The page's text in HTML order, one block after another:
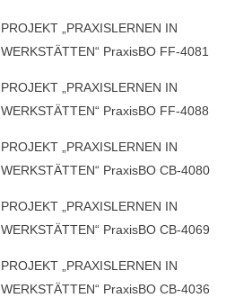
PROJEKT „PRAXISLERNEN IN
WERKSTÄTTEN“ PraxisBO FF-4081
PROJEKT „PRAXISLERNEN IN
WERKSTÄTTEN“ PraxisBO FF-4088
PROJEKT „PRAXISLERNEN IN
WERKSTÄTTEN“ PraxisBO CB-4080
PROJEKT „PRAXISLERNEN IN
WERKSTÄTTEN“ PraxisBO CB-4069
PROJEKT „PRAXISLERNEN IN
WERKSTÄTTEN“ PraxisBO CB-4036